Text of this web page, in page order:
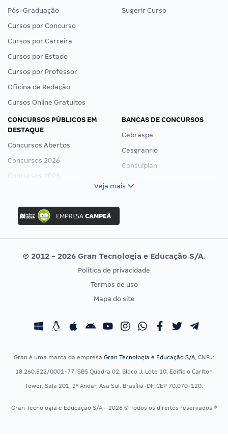
Pós-Graduação
Cursos por Concurso
Cursos por Carreira
Cursos por Estado
Cursos por Professor
Oficina de Redação
Cursos Online Gratuitos
Sugerir Curso
CONCURSOS PÚBLICOS EM
DESTAQUE
Concursos Abertos
Concursos 2026
Concursos 2025
Concurso Ibama
Concurso MPU
Editais publicados
BANCAS DE CONCURSOS
Cebraspe
Cesgranrio
Consulplan
Vunesp
CONCURSOS POR PROFISSÃO
Concursos Fiscais
Concursos Saúde
Residência Multiprofissional
EXAME DE ORDEM
Calendário OAB
Veja mais
© 2012 - 2026 Gran Tecnologia e Educação S/A.
Política de privacidade
Termos de uso
Mapa do site
Gran é uma marca da empresa Gran Tecnologia e Educação S/A, CNPJ:
18.260.822/0001-77, SBS Quadra 02, Bloco J, Lote 10, Edifício Carlton
Tower, Sala 201, 2º Andar, Asa Sul, Brasília-DF, CEP 70.070-120.
Gran Tecnologia e Educação S/A - 2026 © Todos os direitos reservados ®